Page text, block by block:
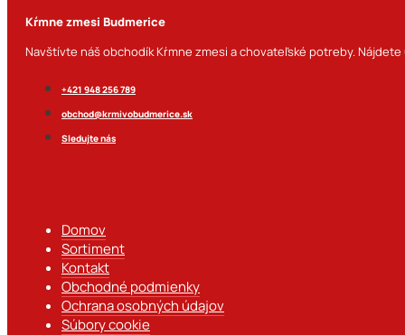
Kŕmne zmesi Budmerice
Navštívte náš obchodík Kŕmne zmesi a chovateľské potreby.
+421 948 256 789
obchod@krmivobudmerice.sk
Sledujte nás
Domov
Sortiment
Kontakt
Obchodné podmienky
Ochrana osobných údajov
Súbory cookie